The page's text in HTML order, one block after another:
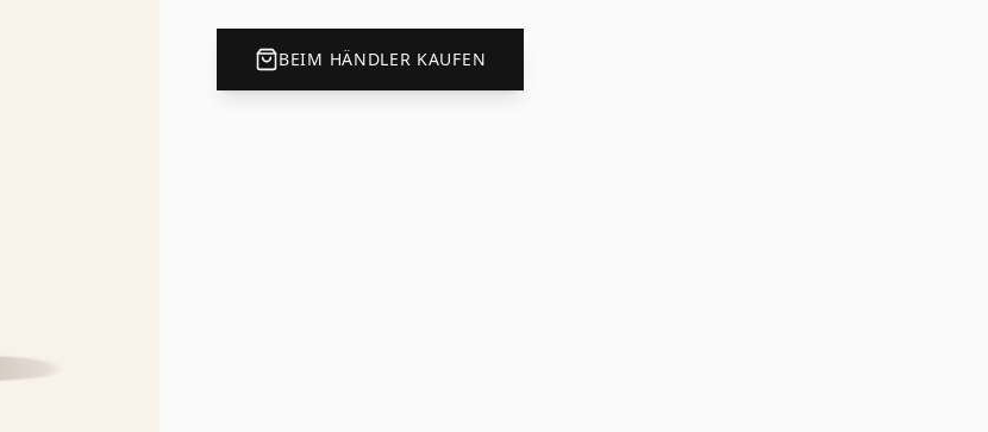
BEIM HÄNDLER KAUFEN